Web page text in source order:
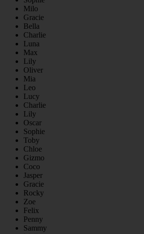
Milo
Gracie
Bella
Charlie
Luna
Max
Lily
Oliver
Mia
Leo
Lucy
Charlie
Lily
Oscar
Sophie
Toby
Chloe
Gizmo
Coco
Jasper
Gracie
Rocky
Zoe
Felix
Penny
Sammy